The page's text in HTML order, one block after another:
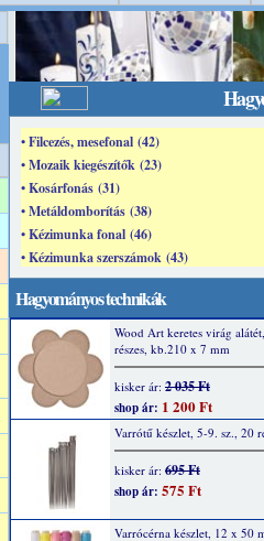
• Filcezés, mesefonal (42)
• Mozaik kiegészítők (23)
• Kosárfonás (31)
• Metáldomborítás (38)
• Kézimunka fonal (46)
• Kézimunka szerszámok (43)
Hagyományos technikák
Wood Art keretes virág
részes, kb.210 x 7 mm
kisker ár: 2 035 Ft
shop ár: 1 200 Ft
Varrótű készlet, 5-9. sz., 20
kisker ár: 695 Ft
shop ár: 575 Ft
Varrócérna készlet, 12 x 50